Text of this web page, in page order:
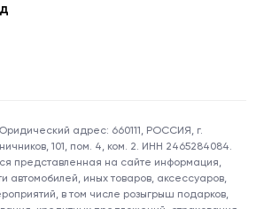
адрес: 660111, РОССИЯ, г.
101, пом. 4, ком. 2. ИНН 2465284084.
представленная на сайте информация,
автомобилей, иных товаров, аксессуаров,
в том числе розыгрыш подарков,